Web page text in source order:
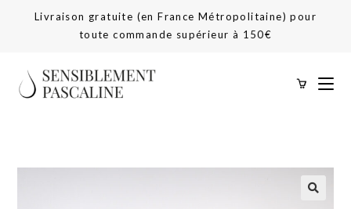
Livraison gratuite (en France Métropolitaine) pour
toute commande supérieur à 150€